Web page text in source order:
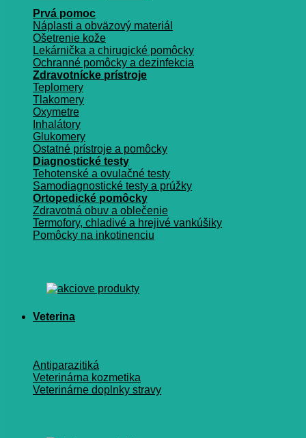
Prvá pomoc
Náplasti a obväzový materiál
Ošetrenie kože
Lekárnička a chirugické pomôcky
Ochranné pomôcky a dezinfekcia
Zdravotnícke prístroje
Teplomery
Tlakomery
Oxymetre
Inhalátory
Glukomery
Ostatné prístroje a pomôcky
Diagnostické testy
Tehotenské a ovulačné testy
Samodiagnostické testy a prúžky
Ortopedické pomôcky
Zdravotná obuv a oblečenie
Termofory, chladivé a hrejivé vankúšiky
Pomôcky na inkotinenciu
Veterina
Antiparazitiká
Veterinárna kozmetika
Veterinárne doplnky stravy